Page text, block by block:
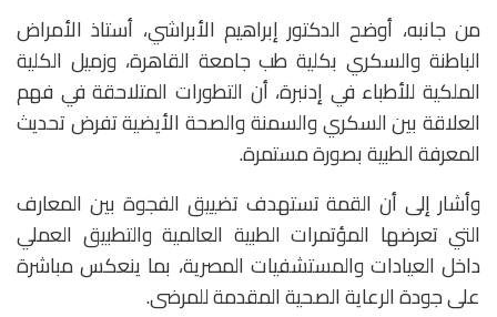
من جانبه، أوضح الدكتور إبراهيم الأبراشي، أستاذ الأمراض
الباطنة والسكري بكلية طب جامعة القاهرة، وزميل الكلية
الملكية للأطباء في إدنبرة، أن التطورات المتلاحقة في فهم
العلاقة بين السكري والسمنة والصحة الأيضية تفرض تحديث
المعرفة الطبية بصورة مستمرة.
وأشار إلى أن القمة تستهدف تضييق الفجوة بين المعارف
التي تعرضها المؤتمرات الطبية العالمية والتطبيق العملي
داخل العيادات والمستشفيات المصرية، بما ينعكس مباشرة
على جودة الرعاية الصحية المقدمة للمرضى.